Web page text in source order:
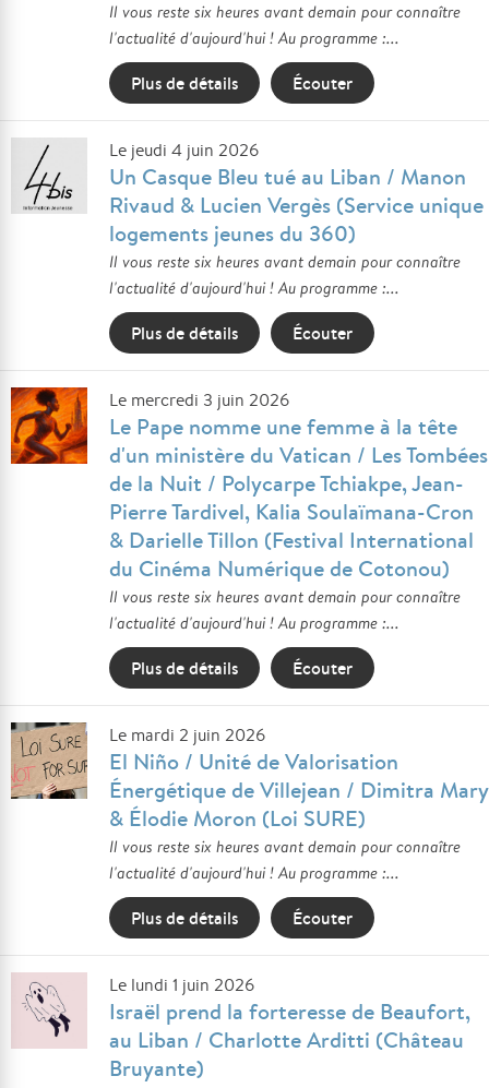
Il vous reste six heures avant demain pour connaître
l'actualité d'aujourd'hui ! Au programme :...
Plus de détails Écouter
Le jeudi 4 juin 2026
Un Casque Bleu tué au Liban / Manon
Rivaud & Lucien Vergès (Service unique
logements jeunes du 360)
Il vous reste six heures avant demain pour connaître
l'actualité d'aujourd'hui ! Au programme :...
Plus de détails Écouter
Le mercredi 3 juin 2026
Le Pape nomme une femme à la tête
d'un ministère du Vatican / Les Tombées
de la Nuit / Polycarpe Tchiakpe, Jean-
Pierre Tardivel, Kalia Soulaïmana-Cron
& Darielle Tillon (Festival International
du Cinéma Numérique de Cotonou)
Il vous reste six heures avant demain pour connaître
l'actualité d'aujourd'hui ! Au programme :...
Plus de détails Écouter
Le mardi 2 juin 2026
El Niño / Unité de Valorisation
Énergétique de Villejean / Dimitra Mary
& Élodie Moron (Loi SURE)
Il vous reste six heures avant demain pour connaître
l'actualité d'aujourd'hui ! Au programme :...
Plus de détails Écouter
Le lundi 1 juin 2026
Israël prend la forteresse de Beaufort,
au Liban / Charlotte Arditti (Château
Bruyante)